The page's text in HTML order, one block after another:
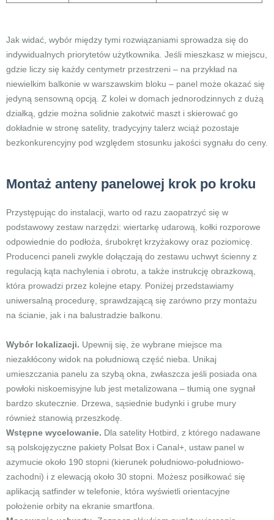
Jak widać, wybór między tymi rozwiązaniami sprowadza się do
indywidualnych priorytetów użytkownika. Jeśli mieszkasz w miejscu,
gdzie liczy się każdy centymetr przestrzeni – na przykład na
niewielkim balkonie w warszawskim bloku – panel może okazać się
jedyną sensowną opcją. Z kolei w domach jednorodzinnych z dużą
działką, gdzie można solidnie zakotwić maszt i skierować go
dokładnie w stronę satelity, tradycyjny talerz wciąż pozostaje
bezkonkurencyjny pod względem stosunku jakości sygnału do ceny.
Montaż anteny panelowej krok po kroku
Przystępując do instalacji, warto od razu zaopatrzyć się w
podstawowy zestaw narzędzi: wiertarkę udarową, kołki rozporowe
odpowiednie do podłoża, śrubokręt krzyżakowy oraz poziomicę.
Producenci paneli zwykle dołączają do zestawu uchwyt ścienny z
regulacją kąta nachylenia i obrotu, a także instrukcję obrazkową,
która prowadzi przez kolejne etapy. Poniżej przedstawiamy
uniwersalną procedurę, sprawdzającą się zarówno przy montażu
na ścianie, jak i na balustradzie balkonu.
Wybór lokalizacji. Upewnij się, że wybrane miejsce ma
niezakłócony widok na południową część nieba. Unikaj
umieszczania panelu za szybą okna, zwłaszcza jeśli posiada ona
powłoki niskoemisyjne lub jest metalizowana – tłumią one sygnał
bardzo skutecznie. Drzewa, sąsiednie budynki i grube mury
również stanowią przeszkodę.
Wstępne wycelowanie. Dla satelity Hotbird, z którego nadawane
są polskojęzyczne pakiety Polsat Box i Canal+, ustaw panel w
azymucie około 190 stopni (kierunek południowo-południowo-
zachodni) i z elewacją około 30 stopni. Możesz posiłkować się
aplikacją satfinder w telefonie, która wyświetli orientacyjne
położenie orbity na ekranie smartfona.